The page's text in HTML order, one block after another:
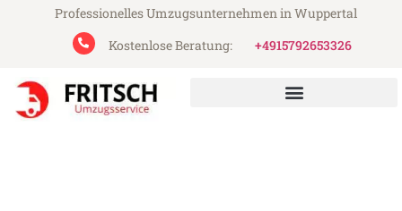
Professionelles Umzugsunternehmen in Wuppertal
Kostenlose Beratung:
+4915792653326